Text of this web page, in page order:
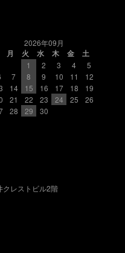
2026年09月
月 火 水 木 金
土
1
2 3 4
5
7 8 9 10 11
12
14 15 16 17 18
19
21 22 23 24 25
26
28 29 30
レストビル2階